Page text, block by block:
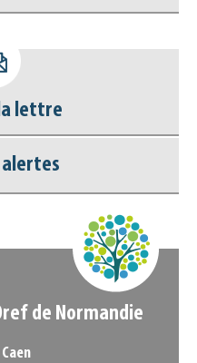
lettre
alertes
de Normandie